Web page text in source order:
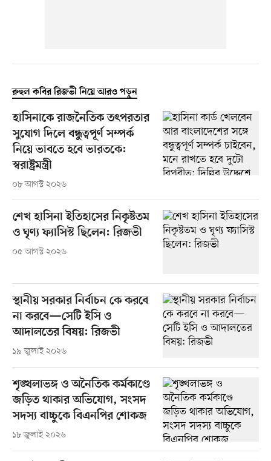
রুহুল কবির রিজভী নিয়ে আরও পড়ুন
হাসিনাকে রাজনৈতিক তৎপরতার
সুযোগ দিলে বন্ধুত্বপূর্ণ সম্পর্ক
নিয়ে ভাবতে হবে ভারতকে:
স্বরাষ্ট্রমন্ত্রী
০৮ আগস্ট ২০২৬
শেখ হাসিনা ইতিহাসের নিকৃষ্টতম
ও ঘৃণ্য ফ্যাসিস্ট ছিলেন: রিজভী
০৫ আগস্ট ২০২৬
স্থানীয় সরকার নির্বাচন কে করবে
না করবে—সেটি ইসি ও
আদালতের বিষয়: রিজভী
১৯ জুলাই ২০২৬
শৃঙ্খলাভঙ্গ ও অনৈতিক কর্মকাণ্ডে
জড়িত থাকার অভিযোগ, সংসদ
সদস্য বাচ্চুকে বিএনপির শোকজ
১৮ জুলাই ২০২৬